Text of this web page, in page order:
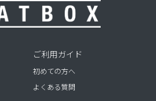
ご利用ガイド
初めての方へ
よくある質問